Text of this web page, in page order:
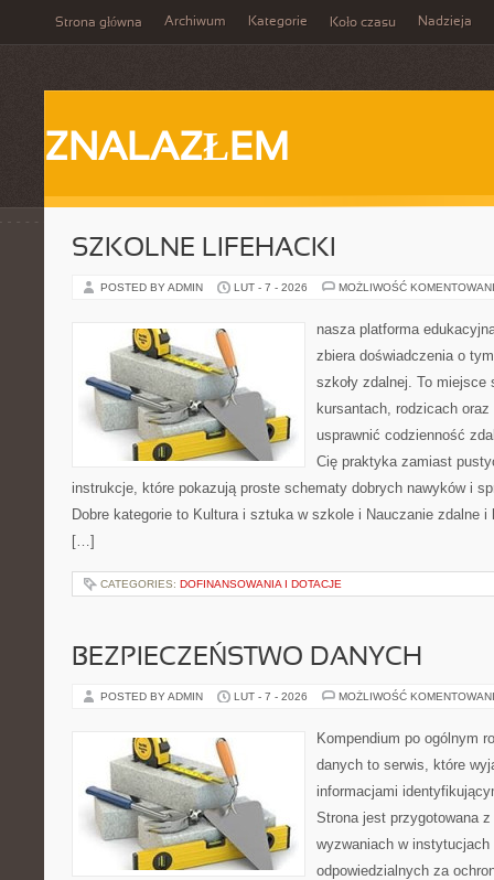
Strona główna Archiwum Kategorie Koło czasu Nadzieja
ZNALAZŁEM
SZKOLNE LIFEHACKI
POSTED BY ADMIN LUT - 7 - 2026 MOŻLIWOŚĆ
nasza platforma
zbiera doświadczenia o
szkoły zdalnej. To
kursantach, rodzicach
usprawnić codzienność
Cię praktyka zamiast
instrukcje, które pokazują proste schematy dobrych nawyków i
Dobre kategorie to Kultura i sztuka w szkole i Nauczanie zdalne
[…]
CATEGORIES: DOFINANSOWANIA I DOTACJE
BEZPIECZEŃSTWO DANYCH
POSTED BY ADMIN LUT - 7 - 2026 MOŻLIWOŚĆ
Kompendium po ogólnym
danych to serwis, które
informacjami
Strona jest przygotowana
wyzwaniach w instytucjach
odpowiedzialnych za